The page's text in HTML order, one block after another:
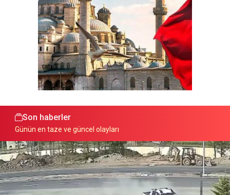
Son haberler
Günün en taze ve güncel olayları